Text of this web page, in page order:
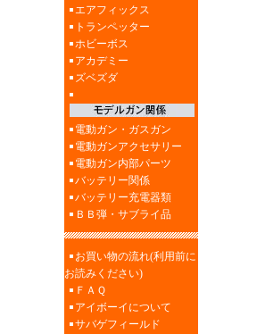
エアフィックス
トランペッター
ホビーボス
アカデミー
ズベズダ
電動ガン・ガスガン
電動ガンアクセサリー
電動ガン内部パーツ
バッテリー関係
バッテリー充電器類
ＢＢ弾・サブライ品
お買い物の流れ(利用前に
お読みください)
ＦＡＱ
アイボーイについて
サバゲフィールド